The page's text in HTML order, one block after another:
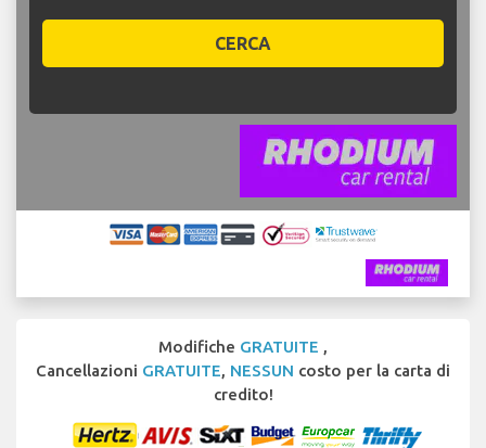
CERCA
Modifiche GRATUITE ,
Cancellazioni GRATUITE, NESSUN costo per la carta di
credito!